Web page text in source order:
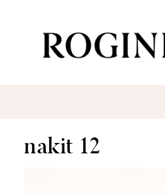
ZLATARNA
Zaručničko i vjenčano prstenje
nakit 12